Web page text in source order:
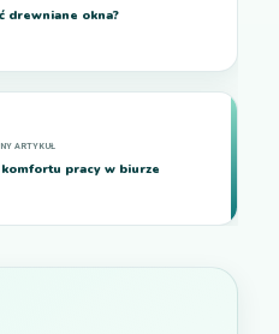
drewniane okna?
pracy w biurze